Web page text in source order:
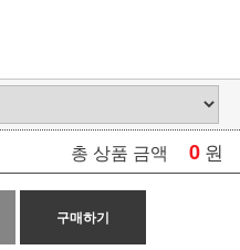
총 상품 금액 0 원
구매하기